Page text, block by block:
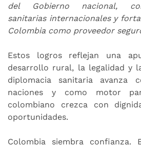
del Gobierno nacional,
sanitarias internacionales y
Colombia como proveedor
Estos logros reflejan una
desarrollo rural, la legalidad y
diplomacia sanitaria avanza
naciones y como motor
colombiano crezca con
oportunidades.
Colombia siembra confianza.